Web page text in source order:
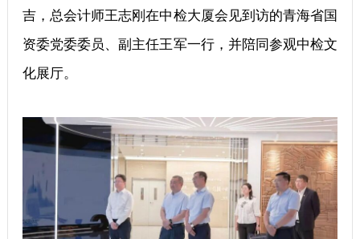
吉，总会计师王志刚在中检大厦会见到访的青海省国
资委党委委员、副主任王军一行，并陪同参观中检文
化展厅。